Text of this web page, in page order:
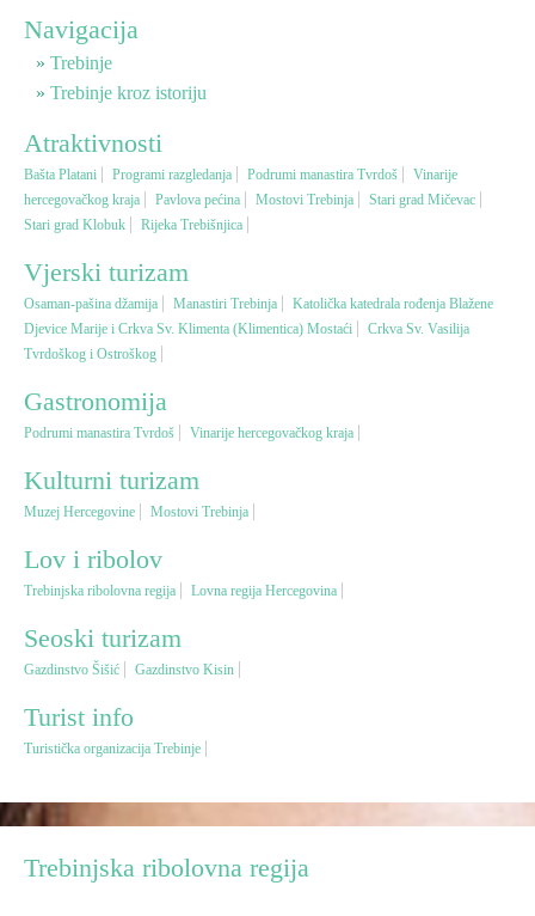
Planinski turizam
Banjski turizam
Vjerski turizam
Avantura
Eko turizam
Kulturni turizam
Gastronomija
Seoski turizam
Omladinski turizam
Spisak destinacija
Mapa destinacija
Navigacija
Trebinje
Trebinje kroz istoriju
Atraktivnosti
Bašta Platani Programi razgledanja Podrumi manastira Tvrdoš
Vinarije
hercegovačkog kraja
Pavlova pećina Mostovi Trebinja
Stari grad Mičevac
Stari grad Klobuk
Rijeka Trebišnjica
Vjerski turizam
Osaman-pašina džamija Manastiri Trebinja
Katolička katedrala rođenja Blažene
Djevice Marije i Crkva Sv. Klimenta (Klimentica) Mostaći
Crkva Sv. Vasilija
Tvrdoškog i Ostroškog
Gastronomija
Podrumi manastira Tvrdoš Vinarije hercegovačkog kraja
Kulturni turizam
Muzej Hercegovine Mostovi Trebinja
Lov i ribolov
Trebinjska ribolovna regija Lovna regija Hercegovina
Seoski turizam
Gazdinstvo Šišić Gazdinstvo Kisin
Turist info
Turistička organizacija Trebinje
Trebinjska ribolovna regija